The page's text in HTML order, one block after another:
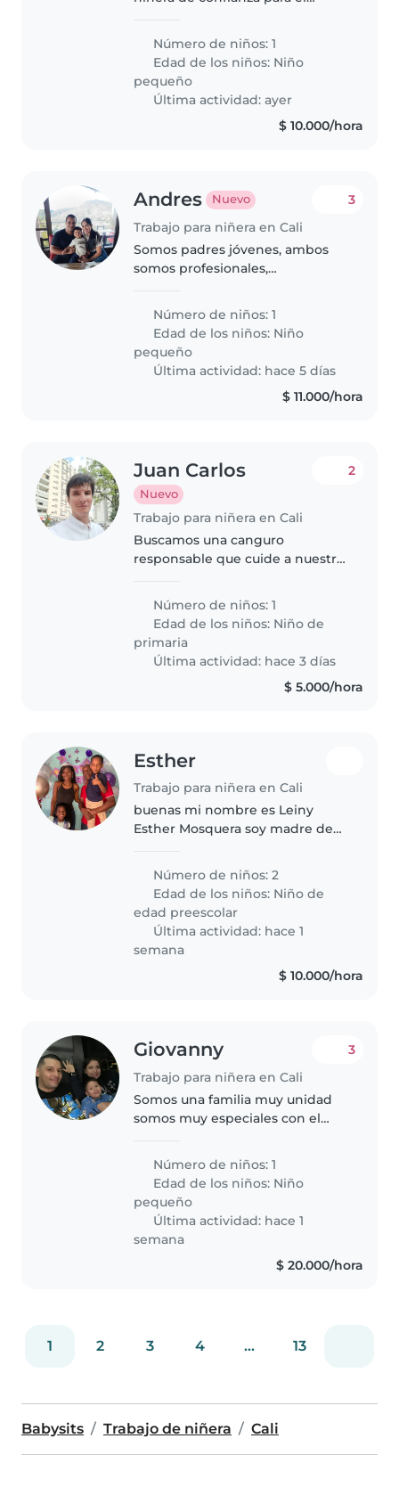
años. Necesitamos apoyo por
días, según se requiera. En
algunas ocasiones también
agradeceríamos..
Número de niños: 1
Edad de los niños: Niño
pequeño
Última actividad: ayer
$ 10.000/hora
Andres Nuevo
Trabajo para niñera en Cali
3
Somos padres jóvenes, ambos
somos profesionales,
aprende muy rápido, es
inteligente y le gusta explorar.
Tiene energía de sobra, es muy
sano, está..
Número de niños: 1
Edad de los niños: Niño
pequeño
Última actividad: hace 5 días
$ 11.000/hora
Juan Carlos
Nuevo
Trabajo para niñera en Cali
2
Buscamos una canguro
responsable que cuide a nuestro
y debe sentirse cómoda en
entorno familiar. Más detalles al
contactar
Número de niños: 1
Edad de los niños: Niño de
primaria
Última actividad: hace 3 días
$ 5.000/hora
Esther
Trabajo para niñera en Cali
buenas mi nombre es Leiny
Esther Mosquera soy madre de
me encantan los niños amo que
crezcan en un ambiente sano y
divertido. me caracterizo por ser..
Número de niños: 2
Edad de los niños: Niño de
edad preescolar
Última actividad: hace 1
semana
$ 10.000/hora
Giovanny
Trabajo para niñera en Cali
3
Somos una familia muy unidad
somos muy especiales con el
Número de niños: 1
Edad de los niños: Niño
pequeño
Última actividad: hace 1
semana
$ 20.000/hora
1 2 3 4 ... 13
Babysits Trabajo de niñera Cali